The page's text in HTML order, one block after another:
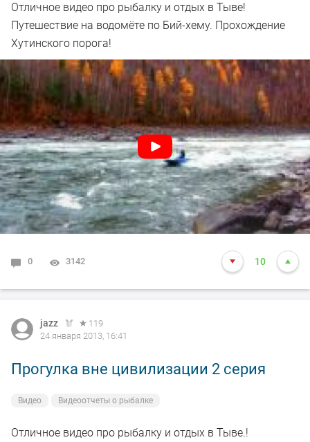
Отличное видео про рыбалку и отдых в Тыве!
Путешествие на водомёте по Бий-хему. Прохождение
Хутинского порога!
0 3142 10
jazz
119
24 января 2013, 16:41
Прогулка вне цивилизации 2 серия
Видео Видеоотчеты о рыбалке
Отличное видео про рыбалку и отдых в Тыве.!